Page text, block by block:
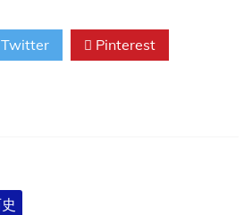
Twitter Pinterest